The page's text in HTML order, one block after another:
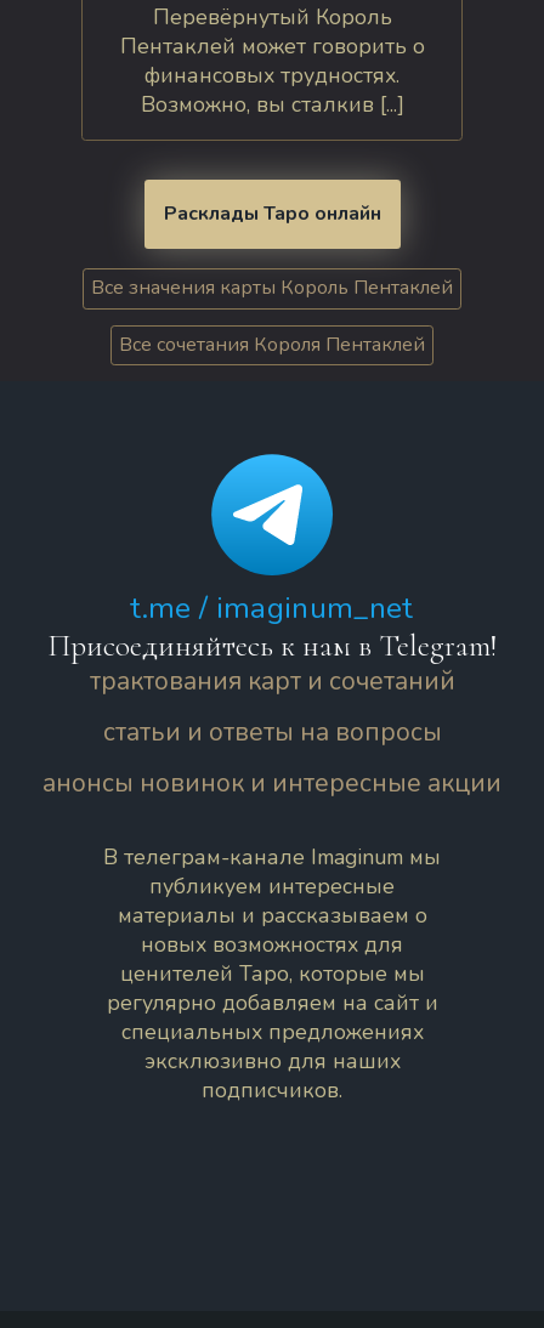
Перевёрнутый Король
Пентаклей может говорить о
финансовых трудностях.
Возможно, вы сталкив [...]
Расклады Таро онлайн
Все значения карты Король Пентаклей
Все сочетания Короля Пентаклей
t.me / imaginum_net
Присоединяйтесь к нам в Telegram!
трактования карт и сочетаний
статьи и ответы на вопросы
анонсы новинок и интересные акции
В телеграм-канале Imaginum мы
публикуем интересные
материалы и рассказываем о
новых возможностях для
ценителей Таро, которые мы
регулярно добавляем на сайт и
специальных предложениях
эксклюзивно для наших
подписчиков.